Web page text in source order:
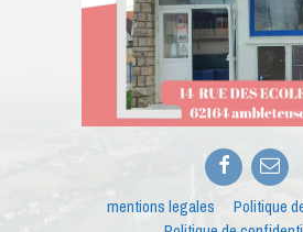
Facebook
E-
mail
mentions legales
Politique